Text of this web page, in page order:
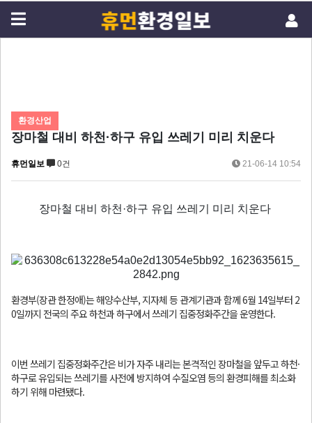
환경산업
장마철 대비 하천·하구 유입 쓰레기 미리 치운다
휴먼일보 0건 21-06-14 10:54
장마철 대비 하천·하구 유입 쓰레기 미리 치운다
환경부(장관 한정애)는 해양수산부, 지자체 등 관계기관과 함께 6월 14일부터 2
0일까지 전국의 주요 하천과 하구에서 쓰레기 집중정화주간을 운영한다.
이번 쓰레기 집중정화주간은 비가 자주 내리는 본격적인 장마철을 앞두고 하천·
하구로 유입되는 쓰레기를 사전에 방지하여 수질오염 등의 환경피해를 최소화
하기 위해 마련됐다.